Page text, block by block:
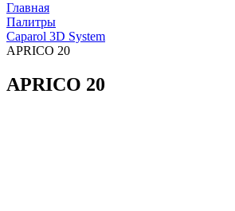
Главная
Палитры
Caparol 3D System
APRICO 20
APRICO 20